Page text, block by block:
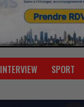
INTERVIEW SPORT